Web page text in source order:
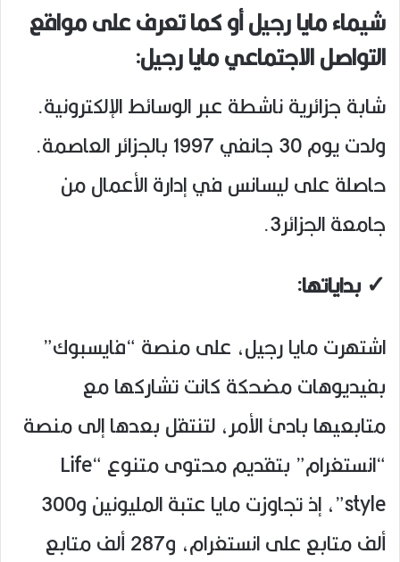
شيماء مايا رجيل أو كما تعرف على مواقع
التواصل الاجتماعي مايا رجيل:
شابة جزائرية ناشطة عبر الوسائط الإلكترونية.
ولدت يوم 30 جانفي 1997 بالجزائر العاصمة.
حاصلة على ليسانس في إدارة الأعمال من
جامعة الجزائر3.
✓ بداياتها:
اشتهرت مايا رجيل، على منصة “فايسبوك”
بفيديوهات مضحكة كانت تشاركها مع
متابعيها بادئ الأمر، لتنتقل بعدها إلى منصة
“انستغرام” بتقديم محتوى متنوع “Life
style”، إذ تجاوزت مايا عتبة المليونين و300
ألف متابع على انستغرام، و287 ألف متابع